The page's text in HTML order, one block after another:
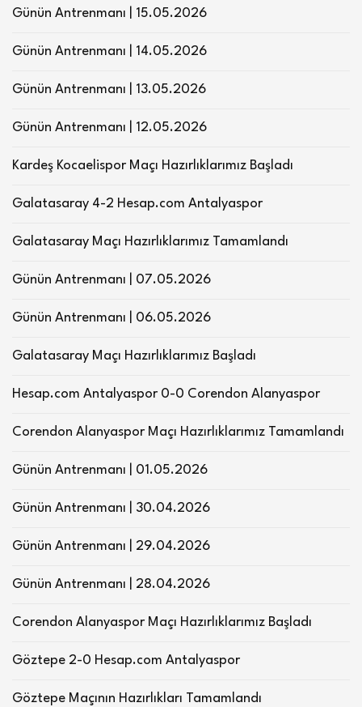
Günün Antrenmanı | 15.05.2026
Günün Antrenmanı | 14.05.2026
Günün Antrenmanı | 13.05.2026
Günün Antrenmanı | 12.05.2026
Kardeş Kocaelispor Maçı Hazırlıklarımız Başladı
Galatasaray 4-2 Hesap.com Antalyaspor
Galatasaray Maçı Hazırlıklarımız Tamamlandı
Günün Antrenmanı | 07.05.2026
Günün Antrenmanı | 06.05.2026
Galatasaray Maçı Hazırlıklarımız Başladı
Hesap.com Antalyaspor 0-0 Corendon Alanyaspor
Corendon Alanyaspor Maçı Hazırlıklarımız Tamamlandı
Günün Antrenmanı | 01.05.2026
Günün Antrenmanı | 30.04.2026
Günün Antrenmanı | 29.04.2026
Günün Antrenmanı | 28.04.2026
Corendon Alanyaspor Maçı Hazırlıklarımız Başladı
Göztepe 2-0 Hesap.com Antalyaspor
Göztepe Maçının Hazırlıkları Tamamlandı